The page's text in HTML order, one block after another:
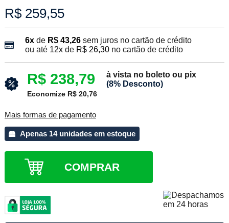
R$ 259,55
6xde R$ 43,26 sem juros no cartão de crédito
ou até 12xde R$ 26,30no cartão de crédito
R$ 238,79
à vista no boleto ou pix
(8% Desconto)
Economize R$ 20,76
Mais formas de pagamento
Apenas 14 unidades em estoque
COMPRAR